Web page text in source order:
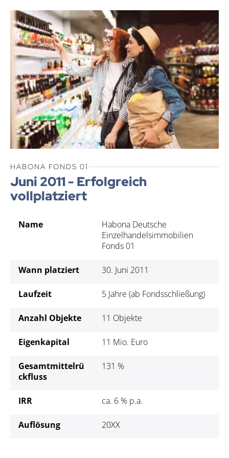
HABONA FONDS 01
Juni 2011 - Erfolgreich
vollplatziert
Name
Habona Deutsche
Einzelhandelsimmobilien
Fonds 01
Wann platziert 30. Juni 2011
Laufzeit 5 Jahre (ab Fondsschließung)
Anzahl Objekte 11 Objekte
Eigenkapital 11 Mio. Euro
Gesamtmittelrü
ckfluss
131 %
IRR ca. 6 % p.a.
Auflösung 20XX